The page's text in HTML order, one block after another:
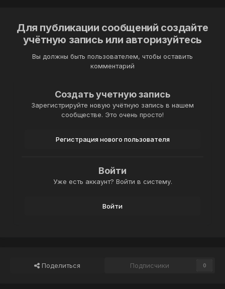
Для публикации сообщений создайте
учётную запись или авторизуйтесь
Вы должны быть пользователем, чтобы оставить
комментарий
Создать учетную запись
Зарегистрируйте новую учётную запись в нашем
сообществе. Это очень просто!
Регистрация нового пользователя
Войти
Уже есть аккаунт? Войти в систему.
Войти
Поделиться Подписчики 0